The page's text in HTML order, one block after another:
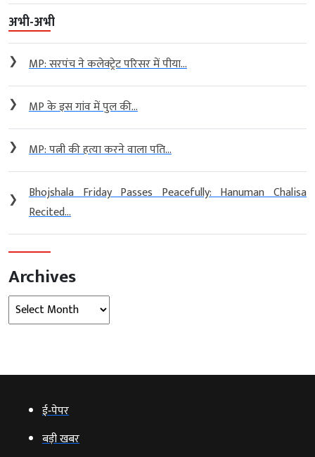
अभी-अभी
❯ MP: सरपंच ने कलेक्ट्रेट परिसर में पीया...
❯ MP के इस गांव में पुल की...
❯ MP: पत्नी की हत्या करने वाला पति...
❯
Bhojshala Friday Passes Peacefully: Hanuman Chalisa
Recited...
Archives
Archives
ई‑पेपर
बड़ी खबर